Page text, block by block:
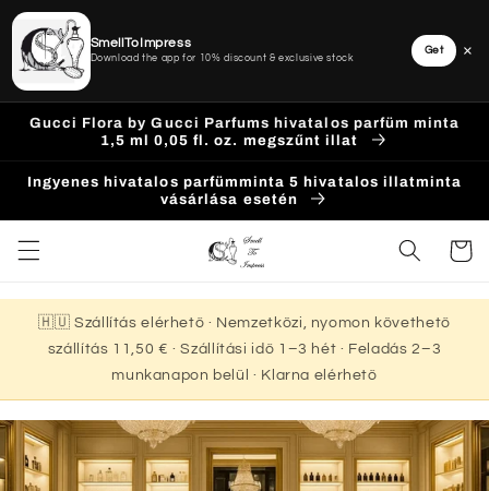
Ugrás a
tartalomhoz
Gucci Flora by Gucci Parfums hivatalos parfüm minta
1,5 ml 0,05 fl. oz. megszűnt illat
Ingyenes hivatalos parfümminta 5 hivatalos illatminta
vásárlása esetén
Kosár
🇭🇺 Szállítás elérhető · Nemzetközi, nyomon követhető
szállítás 11,50 € · Szállítási idő 1–3 hét · Feladás 2–3
munkanapon belül · Klarna elérhető
SmellToImpress
Download the app for 10% discount & exclusive stock
Get ×